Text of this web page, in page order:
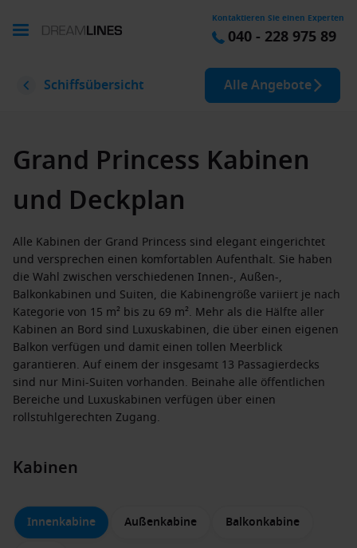
Kontaktieren Sie einen Experten
040 - 228 975 89
Schiffsübersicht Alle Angebote
Grand Princess Kabinen
und Deckplan
Alle Kabinen der Grand Princess sind elegant eingerichtet
und versprechen einen komfortablen Aufenthalt. Sie haben
die Wahl zwischen verschiedenen Innen-, Außen-,
Balkonkabinen und Suiten, die Kabinengröße variiert je nach
Kategorie von 15 m² bis zu 69 m². Mehr als die Hälfte aller
Kabinen an Bord sind Luxuskabinen, die über einen eigenen
Balkon verfügen und damit einen tollen Meerblick
garantieren. Auf einem der insgesamt 13 Passagierdecks
sind nur Mini-Suiten vorhanden. Beinahe alle öffentlichen
Bereiche und Luxuskabinen verfügen über einen
rollstuhlgerechten Zugang.
Kabinen
Innenkabine Außenkabine Balkonkabine